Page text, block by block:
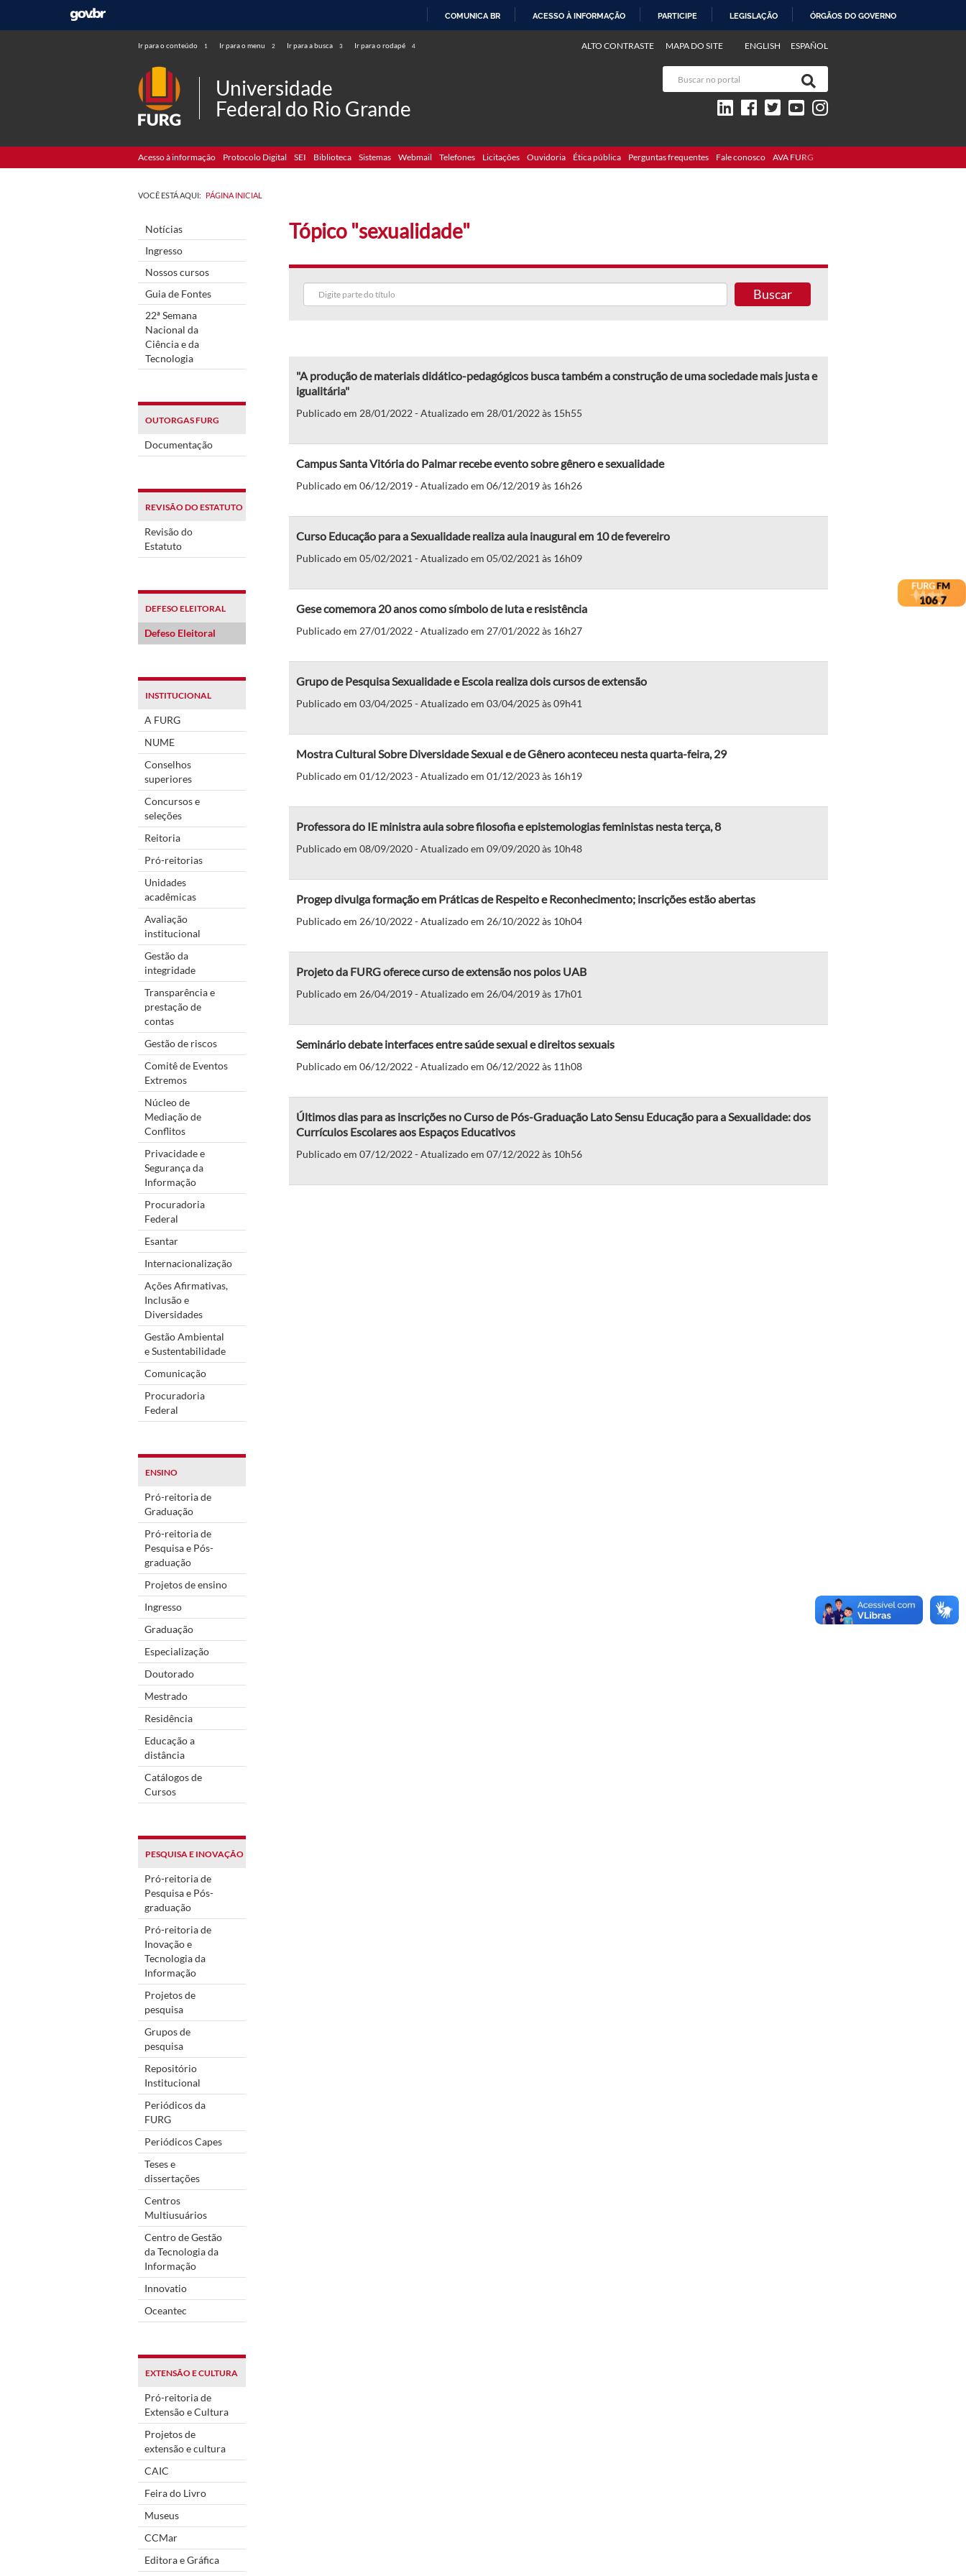
COMUNICA BR ACESSO À INFORMAÇÃO PARTICIPE LEGISLAÇÃO ÓRGÃOS DO GOVERNO
Ir para o conteúdo 1 Ir para o menu 2 Ir para a busca 3 Ir para o rodapé 4 ENGLISH ESPAÑOL
ALTO CONTRASTE MAPA DO SITE
Universidade
Federal do Rio Grande
Acesso à informação Protocolo Digital SEI Biblioteca Sistemas Webmail Telefones Licitações Ouvidoria Ética pública Perguntas frequentes Fale conosco AVA FURG
VOCÊ ESTÁ AQUI: PÁGINA INICIAL
Notícias
Ingresso
Nossos cursos
Guia de Fontes
22ª Semana
Nacional da
Ciência e da
Tecnologia
OUTORGAS FURG
Documentação
REVISÃO DO ESTATUTO
Revisão do
Estatuto
DEFESO ELEITORAL
Defeso Eleitoral
INSTITUCIONAL
A FURG
NUME
Conselhos
superiores
Concursos e
seleções
Reitoria
Pró-reitorias
Unidades
acadêmicas
Avaliação
institucional
Gestão da
integridade
Transparência e
prestação de
contas
Gestão de riscos
Comitê de Eventos
Extremos
Núcleo de
Mediação de
Conflitos
Privacidade e
Segurança da
Informação
Procuradoria
Federal
Esantar
Internacionalização
Ações Afirmativas,
Inclusão e
Diversidades
Gestão Ambiental
e Sustentabilidade
Comunicação
Procuradoria
Federal
ENSINO
Pró-reitoria de
Graduação
Pró-reitoria de
Pesquisa e Pós-
graduação
Projetos de ensino
Ingresso
Graduação
Especialização
Doutorado
Mestrado
Residência
Educação a
distância
Catálogos de
Cursos
PESQUISA E INOVAÇÃO
Pró-reitoria de
Pesquisa e Pós-
graduação
Pró-reitoria de
Inovação e
Tecnologia da
Informação
Projetos de
pesquisa
Grupos de
pesquisa
Repositório
Institucional
Periódicos da
FURG
Periódicos Capes
Teses e
dissertações
Centros
Multiusuários
Centro de Gestão
da Tecnologia da
Informação
Innovatio
Oceantec
EXTENSÃO E CULTURA
Pró-reitoria de
Extensão e Cultura
Projetos de
extensão e cultura
CAIC
Feira do Livro
Museus
CCMar
Editora e Gráfica
Tópico "sexualidade"
Buscar
"A produção de materiais didático-pedagógicos busca também a construção de uma sociedade mais justa e
igualitária"
Publicado em 28/01/2022 - Atualizado em 28/01/2022 às 15h55
Campus Santa Vitória do Palmar recebe evento sobre gênero e sexualidade
Publicado em 06/12/2019 - Atualizado em 06/12/2019 às 16h26
Curso Educação para a Sexualidade realiza aula inaugural em 10 de fevereiro
Publicado em 05/02/2021 - Atualizado em 05/02/2021 às 16h09
Gese comemora 20 anos como símbolo de luta e resistência
Publicado em 27/01/2022 - Atualizado em 27/01/2022 às 16h27
Grupo de Pesquisa Sexualidade e Escola realiza dois cursos de extensão
Publicado em 03/04/2025 - Atualizado em 03/04/2025 às 09h41
Mostra Cultural Sobre Diversidade Sexual e de Gênero aconteceu nesta quarta-feira, 29
Publicado em 01/12/2023 - Atualizado em 01/12/2023 às 16h19
Professora do IE ministra aula sobre filosofia e epistemologias feministas nesta terça, 8
Publicado em 08/09/2020 - Atualizado em 09/09/2020 às 10h48
Progep divulga formação em Práticas de Respeito e Reconhecimento; inscrições estão abertas
Publicado em 26/10/2022 - Atualizado em 26/10/2022 às 10h04
Projeto da FURG oferece curso de extensão nos polos UAB
Publicado em 26/04/2019 - Atualizado em 26/04/2019 às 17h01
Seminário debate interfaces entre saúde sexual e direitos sexuais
Publicado em 06/12/2022 - Atualizado em 06/12/2022 às 11h08
Últimos dias para as inscrições no Curso de Pós-Graduação Lato Sensu Educação para a Sexualidade: dos
Currículos Escolares aos Espaços Educativos
Publicado em 07/12/2022 - Atualizado em 07/12/2022 às 10h56